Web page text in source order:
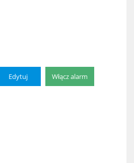
Edytuj Włącz alarm